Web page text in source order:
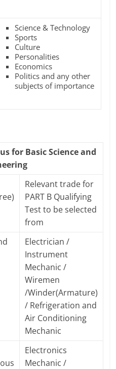
Science & Technology
Sports
Culture
Personalities
Economics
Politics and any other
subjects of importance
for Basic Science and
Relevant trade for
PART B Qualifying
Test to be selected
from
Electrician /
Instrument
Mechanic /
Wiremen
/Winder(Armature)
/ Refrigeration and
Air Conditioning
Mechanic
Electronics
Mechanic /